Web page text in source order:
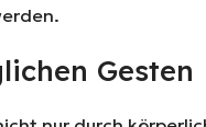
Gesten